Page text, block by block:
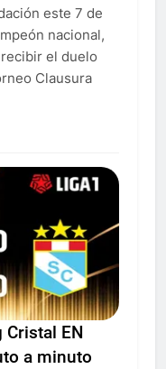
este 7 de
nacional,
el duelo
Clausura
Cristal EN
a minuto